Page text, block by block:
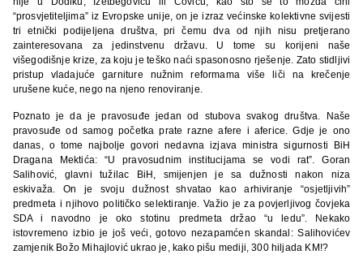
“prosvjetiteljima” iz Evropske unije, on je izraz većinske kolektivne svijesti
tri etnički podijeljena društva, pri čemu dva od njih nisu pretjerano
zainteresovana za jedinstvenu državu. U tome su korijeni naše
višegodišnje krize, za koju je teško naći spasonosno rješenje. Zato stidljivi
pristup vladajuće garniture nužnim reformama više liči na krečenje
urušene kuće, nego na njeno renoviranje.
Poznato je da je pravosuđe jedan od stubova svakog društva. Naše
pravosuđe od samog početka prate razne afere i aferice. Gdje je ono
danas, o tome najbolje govori nedavna izjava ministra sigurnosti BiH
Dragana Mektića: “U pravosudnim institucijama se vodi rat”. Goran
Salihović, glavni tužilac BiH, smijenjen je sa dužnosti nakon niza
eskivaža. On je svoju dužnost shvatao kao arhiviranje “osjetljivih”
predmeta i njihovo političko selektiranje. Važio je za povjerljivog čovjeka
SDA i navodno je oko stotinu predmeta držao “u ledu”. Nekako
istovremeno izbio je još veći, gotovo nezapamćen skandal: Salihovićev
zamjenik Božo Mihajlović ukrao je, kako pišu mediji, 300 hiljada KM!?